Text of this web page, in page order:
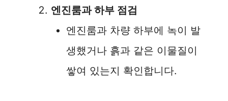
엔진룸과 하부 점검
엔진룸과 차량 하부에 녹이 발
생했거나 흙과 같은 이물질이
쌓여 있는지 확인합니다.